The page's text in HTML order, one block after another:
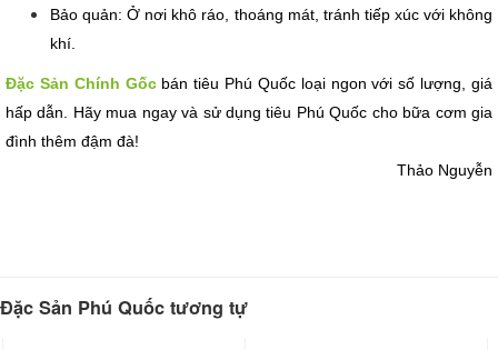
Bảo quản: Ở nơi khô ráo, thoáng mát, tránh tiếp xúc với không
khí.
Đặc Sản Chính Gốc bán tiêu Phú Quốc loại ngon với số lượng, giá
hấp dẫn. Hãy mua ngay và sử dụng tiêu Phú Quốc cho bữa cơm gia
đình thêm đậm đà!
Thảo Nguyễn
Đặc Sản Phú Quốc tương tự